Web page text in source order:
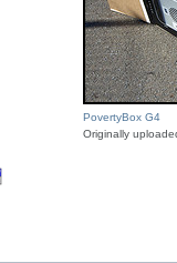
PovertyBox G4
Originally